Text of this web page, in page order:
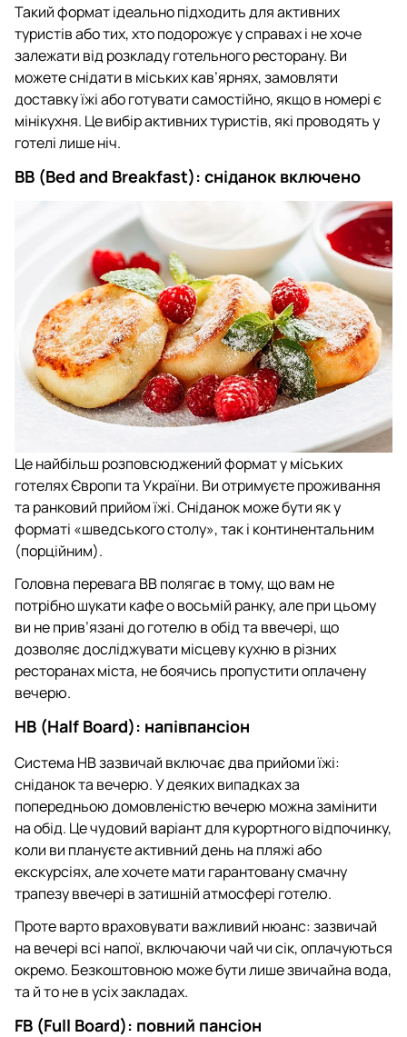
Такий формат ідеально підходить для активних
туристів або тих, хто подорожує у справах і не хоче
залежати від розкладу готельного ресторану. Ви
можете снідати в міських кав’ярнях, замовляти
доставку їжі або готувати самостійно, якщо в номері є
мінікухня. Це вибір активних туристів, які проводять у
готелі лише ніч.
BB (Bed and Breakfast): сніданок включено
Це найбільш розповсюджений формат у міських
готелях Європи та України. Ви отримуєте проживання
та ранковий прийом їжі. Сніданок може бути як у
форматі «шведського столу», так і континентальним
(порційним).
Головна перевага BB полягає в тому, що вам не
потрібно шукати кафе о восьмій ранку, але при цьому
ви не прив’язані до готелю в обід та ввечері, що
дозволяє досліджувати місцеву кухню в різних
ресторанах міста, не боячись пропустити оплачену
вечерю.
HB (Half Board): напівпансіон
Система HB зазвичай включає два прийоми їжі:
сніданок та вечерю. У деяких випадках за
попередньою домовленістю вечерю можна замінити
на обід. Це чудовий варіант для курортного відпочинку,
коли ви плануєте активний день на пляжі або
екскурсіях, але хочете мати гарантовану смачну
трапезу ввечері в затишній атмосфері готелю.
Проте варто враховувати важливий нюанс: зазвичай
на вечері всі напої, включаючи чай чи сік, оплачуються
окремо. Безкоштовною може бути лише звичайна вода,
та й то не в усіх закладах.
FB (Full Board): повний пансіон